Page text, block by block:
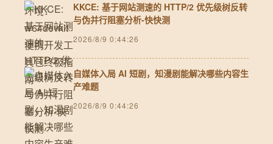
KKCE: 基于网站测速的 HTTP/2 优先级树反转
与伪并行阻塞分析-快快测
2026/8/9 0:44:26
自媒体入局 AI 短剧，知漫剧能解决哪些内容生
产难题
2026/8/9 0:44:26